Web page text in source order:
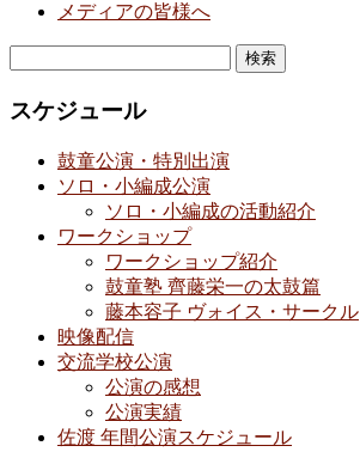
メディアの皆様へ
スケジュール
鼓童公演・特別出演
ソロ・小編成公演
ソロ・小編成の活動紹介
ワークショップ
ワークショップ紹介
鼓童塾 齊藤栄一の太鼓篇
藤本容子 ヴォイス・サークル
映像配信
交流学校公演
公演の感想
公演実績
佐渡 年間公演スケジュール